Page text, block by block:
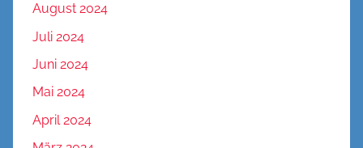
August 2024
Juli 2024
Juni 2024
Mai 2024
April 2024